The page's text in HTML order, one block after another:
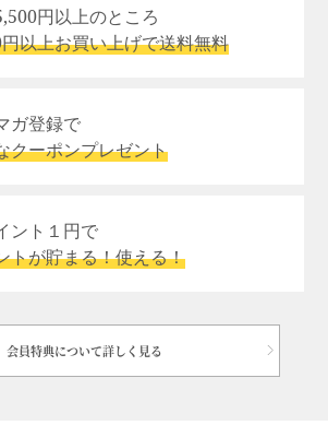
円以上のところ
以上お買い上げで送料無料
ガ登録で
クーポンプレゼント
ント１円で
トが貯まる！使える！
会員特典について詳しく見る